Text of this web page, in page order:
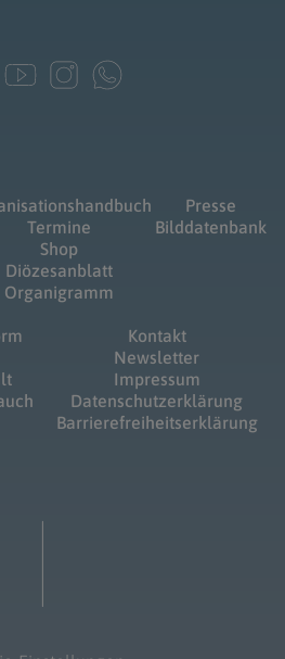
Termine
Shop
Diözesanblatt
Organigramm
Presse
Bilddatenbank
Kontakt
Newsletter
Impressum
Datenschutzerklärung
Barrierefreiheitserklärung